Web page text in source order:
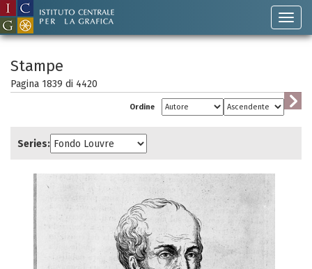
Stampe
Pagina 1839 di 4420
Ordine
Series: